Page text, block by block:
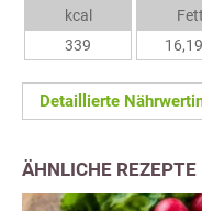
kcal
339
Fett
Detaillierte
ÄHNLICHE REZEPTE